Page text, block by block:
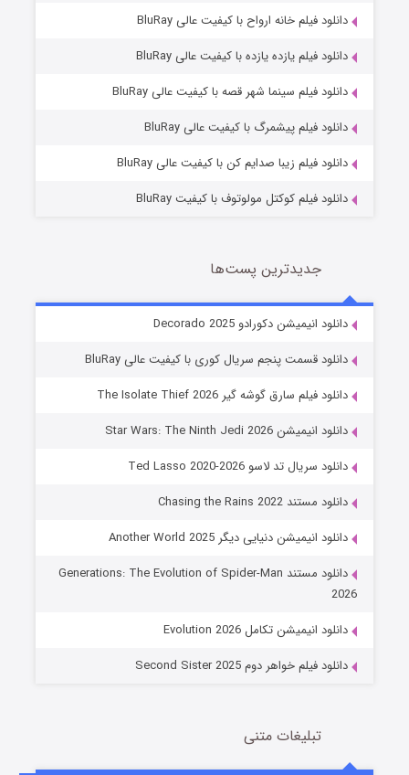
خاندان اژدها فصل ۳
جادوگری در مغولستان
قسمت14 (زیرنویس) منتشر شد
دانلود فیلم خانه ارواح با کیفیت عالی BluRay
دانلود فیلم یازده یازده با کیفیت عالی BluRay
دانلود فیلم سینما شهر قصه با کیفیت عالی BluRay
دانلود فیلم پیشمرگ با کیفیت عالی BluRay
دانلود فیلم زیبا صدایم کن با کیفیت عالی BluRay
دانلود فیلم کوکتل مولوتوف با کیفیت BluRay
جدیدترین پست‌ها
دانلود انیمیشن دکورادو Decorado 2025
دانلود قسمت پنجم سریال کوری با کیفیت عالی BluRay
دانلود فیلم سارق گوشه گیر The Isolate Thief 2026
دانلود انیمیشن Star Wars: The Ninth Jedi 2026
دانلود سریال تد لاسو Ted Lasso 2020-2026
دانلود مستند Chasing the Rains 2022
دانلود انیمیشن دنیایی دیگر Another World 2025
دانلود مستند Generations: The Evolution of Spider-Man
2026
دانلود انیمیشن تکامل Evolution 2026
دانلود فیلم خواهر دوم Second Sister 2025
تبلیغات متنی